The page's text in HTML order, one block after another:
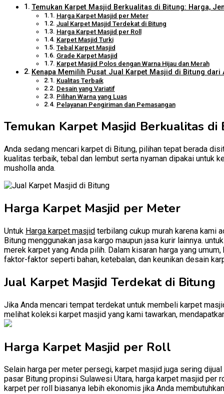
Temukan Karpet Masjid Berkualitas di Bitung: Harga,
Harga Karpet Masjid per Meter
Jual Karpet Masjid Terdekat di Bitung
Harga Karpet Masjid per Roll
Karpet Masjid Turki
Tebal Karpet Masjid
Grade Karpet Masjid
Karpet Masjid Polos dengan Warna Hijau dan Merah
Kenapa Memilih Pusat Jual Karpet Masjid di Bitung dari
Kualitas Terbaik
Desain yang Variatif
Pilihan Warna yang Luas
Pelayanan Pengiriman dan Pemasangan
Temukan Karpet Masjid Berkualitas
Anda sedang mencari karpet di Bitung, pilihan tepat berada
kualitas terbaik, tebal dan lembut serta nyaman dipakai untuk
musholla anda.
Harga Karpet Masjid per Meter
Untuk Harga karpet masjid terbilang cukup murah karena kami
Bitung menggunakan jasa kargo maupun jasa kurir lainnya.
merek karpet yang Anda pilih. Dalam kisaran harga yang
faktor-faktor seperti bahan, ketebalan, dan keunikan desain
Jual Karpet Masjid Terdekat di Bitung
Jika Anda mencari tempat terdekat untuk membeli karpet
melihat koleksi karpet masjid yang kami tawarkan,
Harga Karpet Masjid per Roll
Selain harga per meter persegi, karpet masjid juga sering
pasar Bitung propinsi Sulawesi Utara, harga karpet masjid per
karpet per roll biasanya lebih ekonomis jika Anda